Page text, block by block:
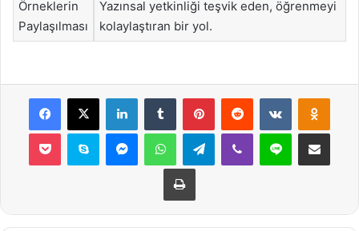
Örneklerin
Paylaşılması
Yazınsal yetkinliği teşvik eden, öğrenmeyi
kolaylaştıran bir yol.
Facebook
X LinkedInTumblr PinterestReddit VKontakte
Pocket Skype MessengerWhatsAppTelegramViber Line E-Posta ile
Yazdır